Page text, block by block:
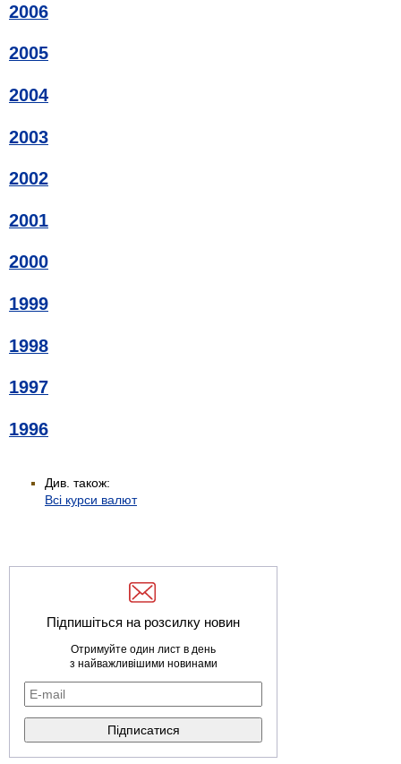
2006
2005
2004
2003
2002
2001
2000
1999
1998
1997
1996
Див. також:
Всі курси валют
Підпишіться на розсилку новин
Отримуйте один лист в день
з найважливішими новинами